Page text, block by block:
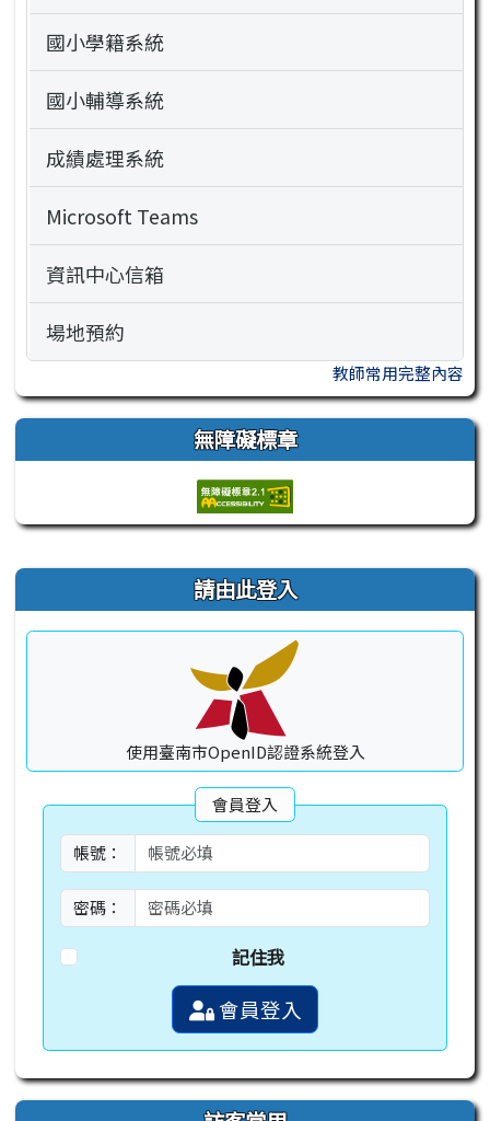
國小學籍系統
國小輔導系統
成績處理系統
Microsoft Teams
資訊中心信箱
場地預約
教師常用完整內容
無障礙標章
右邊區域內容 請由此登入
使用臺南市OpenID認證系統登入
會員登入
帳號：
密碼：
記住我
會員登入